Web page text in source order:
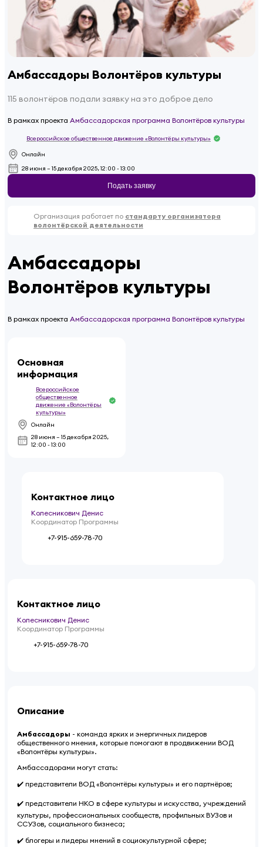
Амбассадоры Волонтёров культуры
115 волонтёров подали заявку на это доброе дело
В рамках проекта Амбассадорская программа Волонтёров культуры
Всероссийское общественное движение «Волонтёры культуры»
Онлайн
28 июня – 15 декабря 2025, 12:00 - 13:00
Подать заявку
Организация работает по стандарту организатора
волонтёрской деятельности
Амбассадоры
Волонтёров культуры
В рамках проекта Амбассадорская программа Волонтёров культуры
Основная
информация
Всероссийское
общественное
движение «Волонтёры
культуры»
Онлайн
28 июня – 15 декабря 2025,
12:00 - 13:00
Контактное лицо
Колесникович Денис
Координатор Программы
+7-915-659-78-70
Контактное лицо
Колесникович Денис
Координатор Программы
+7-915-659-78-70
Описание
Амбассадоры - команда ярких и энергичных лидеров
общественного мнения, которые помогают в продвижении ВОД
«Волонтёры культуры».
Амбассадорами могут стать:
✔️ представители ВОД «Волонтёры культуры» и его партнёров;
✔️ представители НКО в сфере культуры и искусства, учреждений
культуры, профессиональных сообществ, профильных ВУЗов и
ССУЗов, социального бизнеса;
✔️ блогеры и лидеры мнений в социокультурной сфере;